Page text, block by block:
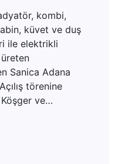
kombi,
küvet ve duş
ile elektrikli
Sanica Adana
törenine
ve…